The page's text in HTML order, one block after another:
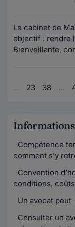
Le cabinet de
objectif : rendre
Bienveillante,
… 23 38 …
Informations
Compétence
comment s’y
Convention
conditions, coûts
Un avocat
Consulter un